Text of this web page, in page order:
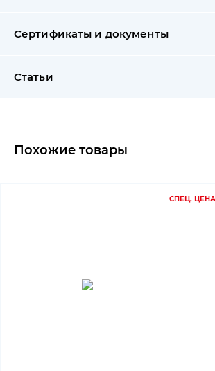
Сертификаты и документы
Статьи
Похожие товары
СПЕЦ. ЦЕНА